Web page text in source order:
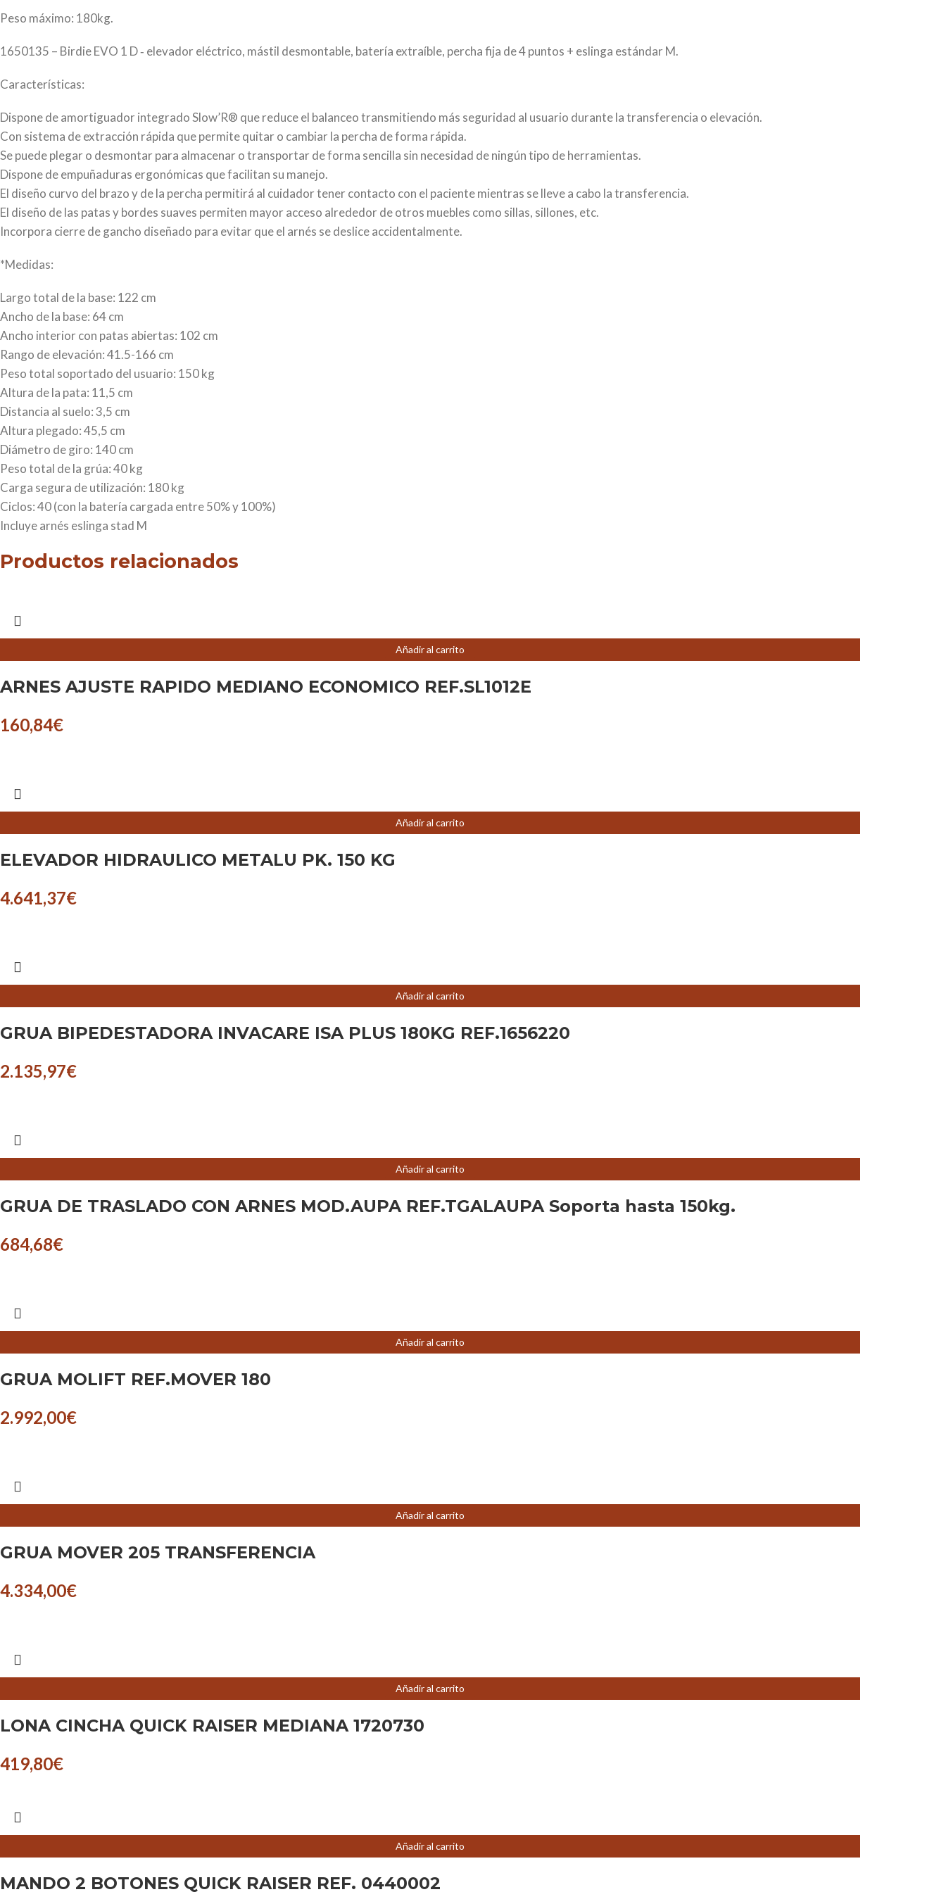
Peso máximo: 180kg.
1650135 – Birdie EVO 1 D ‐ elevador eléctrico, mástil desmontable, batería extraíble, percha fija de 4 puntos + eslinga estándar M.
Características:
Dispone de amortiguador integrado Slow’R® que reduce el balanceo transmitiendo más seguridad al usuario durante la transferencia o elevación.
Con sistema de extracción rápida que permite quitar o cambiar la percha de forma rápida.
Se puede plegar o desmontar para almacenar o transportar de forma sencilla sin necesidad de ningún tipo de herramientas.
Dispone de empuñaduras ergonómicas que facilitan su manejo.
El diseño curvo del brazo y de la percha permitirá al cuidador tener contacto con el paciente mientras se lleve a cabo la transferencia.
El diseño de las patas y bordes suaves permiten mayor acceso alrededor de otros muebles como sillas, sillones, etc.
Incorpora cierre de gancho diseñado para evitar que el arnés se deslice accidentalmente.
*Medidas:
Largo total de la base: 122 cm
Ancho de la base: 64 cm
Ancho interior con patas abiertas: 102 cm
Rango de elevación: 41.5-166 cm
Peso total soportado del usuario: 150 kg
Altura de la pata: 11,5 cm
Distancia al suelo: 3,5 cm
Altura plegado: 45,5 cm
Diámetro de giro: 140 cm
Peso total de la grúa: 40 kg
Carga segura de utilización: 180 kg
Ciclos: 40 (con la batería cargada entre 50% y 100%)
Incluye arnés eslinga stad M
Productos relacionados
Añadir al carrito
ARNES AJUSTE RAPIDO MEDIANO ECONOMICO REF.SL1012E
160,84€
Añadir al carrito
ELEVADOR HIDRAULICO METALU PK. 150 KG
4.641,37€
Añadir al carrito
GRUA BIPEDESTADORA INVACARE ISA PLUS 180KG REF.1656220
2.135,97€
Añadir al carrito
GRUA DE TRASLADO CON ARNES MOD.AUPA REF.TGALAUPA Soporta hasta 150kg.
684,68€
Añadir al carrito
GRUA MOLIFT REF.MOVER 180
2.992,00€
Añadir al carrito
GRUA MOVER 205 TRANSFERENCIA
4.334,00€
Añadir al carrito
LONA CINCHA QUICK RAISER MEDIANA 1720730
419,80€
Añadir al carrito
MANDO 2 BOTONES QUICK RAISER REF. 0440002